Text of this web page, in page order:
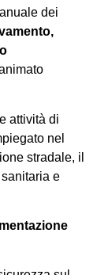
dei
attività di
nel
stradale, il
e